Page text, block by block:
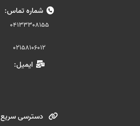
شماره تماس:
04133308155
02158106012
ایمیل:
دسترسی سریع